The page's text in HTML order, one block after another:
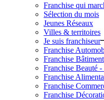
Franchise qui
Sélection du mois
Jeunes Réseaux
Villes & territoires
Je suis franchiseur
Franchise
Franchise Bâtiment
Franchise Beauté -
Franchise
Franchise
Franchise